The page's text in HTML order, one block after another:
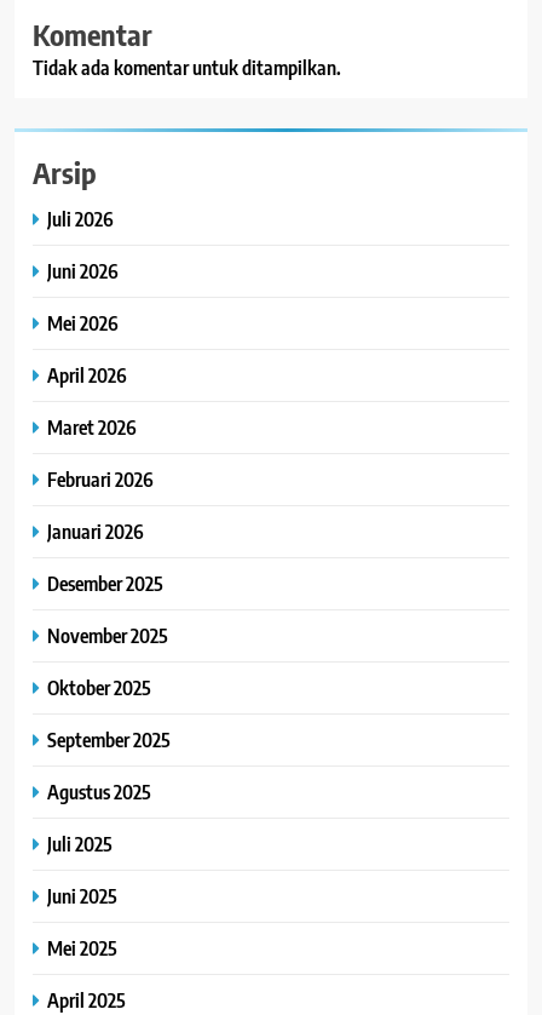
Komentar
Tidak ada komentar untuk ditampilkan.
Arsip
Juli 2026
Juni 2026
Mei 2026
April 2026
Maret 2026
Februari 2026
Januari 2026
Desember 2025
November 2025
Oktober 2025
September 2025
Agustus 2025
Juli 2025
Juni 2025
Mei 2025
April 2025